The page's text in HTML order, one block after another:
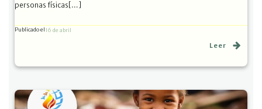
personas físicas[…]
Publicado el16 de abril
Leer